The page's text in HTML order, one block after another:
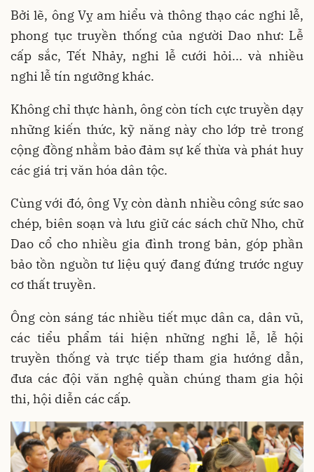
Bởi lẽ, ông Vỵ am hiểu và thông thạo các nghi lễ,
phong tục truyền thống của người Dao như: Lễ
cấp sắc, Tết Nhảy, nghi lễ cưới hỏi... và nhiều
nghi lễ tín ngưỡng khác.
Không chỉ thực hành, ông còn tích cực truyền dạy
những kiến thức, kỹ năng này cho lớp trẻ trong
cộng đồng nhằm bảo đảm sự kế thừa và phát huy
các giá trị văn hóa dân tộc.
Cùng với đó, ông Vỵ còn dành nhiều công sức sao
chép, biên soạn và lưu giữ các sách chữ Nho, chữ
Dao cổ cho nhiều gia đình trong bản, góp phần
bảo tồn nguồn tư liệu quý đang đứng trước nguy
cơ thất truyền.
Ông còn sáng tác nhiều tiết mục dân ca, dân vũ,
các tiểu phẩm tái hiện những nghi lễ, lễ hội
truyền thống và trực tiếp tham gia hướng dẫn,
đưa các đội văn nghệ quần chúng tham gia hội
thi, hội diễn các cấp.